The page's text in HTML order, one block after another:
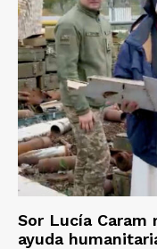
Sor Lucía Caram
ayuda